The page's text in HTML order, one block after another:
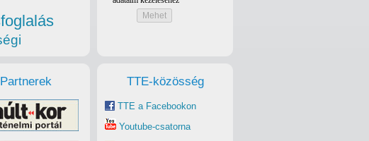
TTE-közösség
TTE a Facebookon
Youtube-csatorna
Partnerek